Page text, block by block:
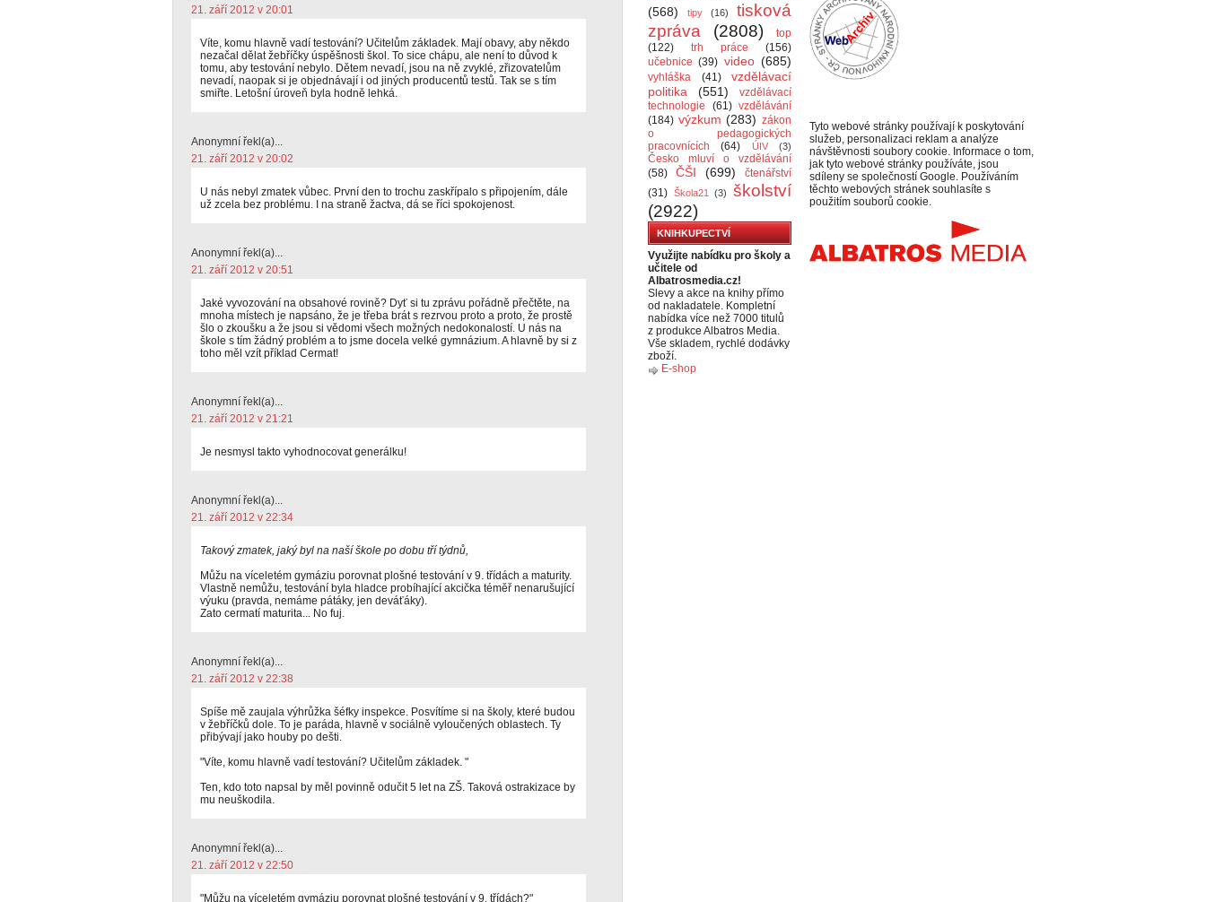
21. září 2012 v 20:01
Víte, komu hlavně vadí testování? Učitelům základek. Mají obavy, aby někdo
nezačal dělat žebříčky úspěšnosti škol. To sice chápu, ale není to důvod k
tomu, aby testování nebylo. Dětem nevadí, jsou na ně zvyklé, zřizovatelům
nevadí, naopak si je objednávají i od jiných producentů testů. Tak se s tím
smiřte. Letošní úroveň byla hodně lehká.
Anonymní řekl(a)...
21. září 2012 v 20:02
U nás nebyl zmatek vůbec. První den to trochu zaskřípalo s připojením, dále
už zcela bez problému. I na straně žactva, dá se říci spokojenost.
Anonymní řekl(a)...
21. září 2012 v 20:51
Jaké vyvozování na obsahové rovině? Dyť si tu zprávu pořádně přečtěte, na
mnoha místech je napsáno, že je třeba brát s rezrvou proto a proto, že prostě
šlo o zkoušku a že jsou si vědomi všech možných nedokonalostí. U nás na
škole s tím žádný problém a to jsme docela velké gymnázium. A hlavně by si z
toho měl vzít příklad Cermat!
Anonymní řekl(a)...
21. září 2012 v 21:21
Je nesmysl takto vyhodnocovat generálku!
Anonymní řekl(a)...
21. září 2012 v 22:34
Takový zmatek, jaký byl na naší škole po dobu tří týdnů,
Můžu na víceletém gymáziu porovnat plošné testování v 9. třídách a maturity.
Vlastně nemůžu, testování byla hladce probíhající akcička téměř nenarušující
výuku (pravda, nemáme pátáky, jen deváťáky).
Zato cermatí maturita... No fuj.
Anonymní řekl(a)...
21. září 2012 v 22:38
Spíše mě zaujala výhrůžka šéfky inspekce. Posvítíme si na školy, které budou
v žebříčků dole. To je paráda, hlavně v sociálně vyloučených oblastech. Ty
přibývají jako houby po dešti.
"Víte, komu hlavně vadí testování? Učitelům základek. "
Ten, kdo toto napsal by měl povinně odučit 5 let na ZŠ. Taková ostrakizace by
mu neuškodila.
Anonymní řekl(a)...
21. září 2012 v 22:50
"Můžu na víceletém gymáziu porovnat plošné testování v 9. třídách?"
(568)
tipy (16)
tisková
zpráva
(2808)
top
(122)
trh práce
(156)
učebnice (39) video (685)
vyhláška (41)
vzdělávací
politika
(551)
vzdělávací
technologie
(61) vzdělávání
(184) výzkum (283) zákon
o pedagogických
pracovnících
(64) ÚIV (3)
Česko mluví o vzdělávání
(58)
ČŠI (699)
čtenářství
(31) Škola21 (3)
školství
(2922)
KNIHKUPECTVÍ
Využijte nabídku pro školy a
učitele od
Albatrosmedia.cz!
Slevy a akce na knihy přímo
od nakladatele. Kompletní
nabídka více než 7000 titulů
z produkce Albatros Media.
Vše skladem, rychlé dodávky
zboží.
E-shop
Tyto webové stránky používají k poskytování
služeb, personalizaci reklam a analýze
návštěvnosti soubory cookie. Informace o tom,
jak tyto webové stránky používáte, jsou
sdíleny se společností Google. Používáním
těchto webových stránek souhlasíte s
použitím souborů cookie.